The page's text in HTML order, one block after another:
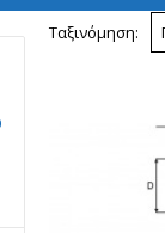
Ταξινόμηση: